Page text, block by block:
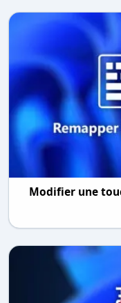
Modifier une